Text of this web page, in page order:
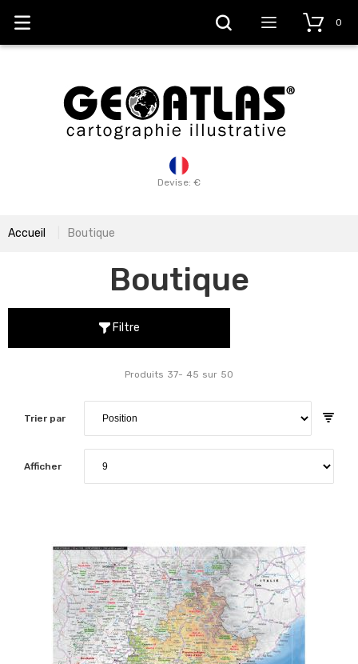
Devise: €
0
Accueil Boutique
Boutique
Filtre
Trier par
Produits 37- 45 sur 50
Afficher